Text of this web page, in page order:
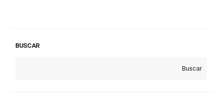
BUSCAR
Buscar